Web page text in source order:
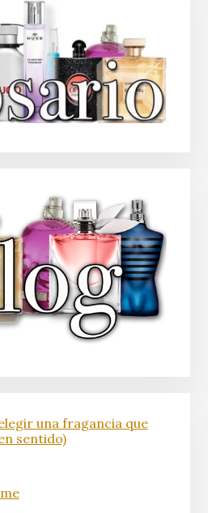
una fragancia que
sentido)